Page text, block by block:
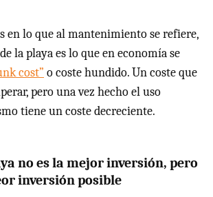
en lo que al mantenimiento se refiere,
la playa es lo que en economía se
cost” o coste hundido. Un coste que
pero una vez hecho el uso
tiene un coste decreciente.
no es la mejor inversión, pero
inversión posible